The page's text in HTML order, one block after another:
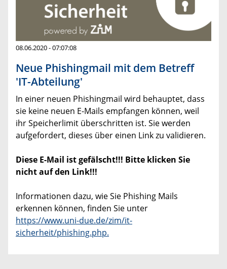
08.06.2020 - 07:07:08
Neue Phishingmail mit dem Betreff
'IT-Abteilung'
In einer neuen Phishingmail wird behauptet, dass
sie keine neuen E-Mails empfangen können, weil
ihr Speicherlimit überschritten ist. Sie werden
aufgefordert, dieses über einen Link zu validieren.
Diese E-Mail ist gefälscht!!! Bitte klicken Sie
nicht auf den Link!!!
Informationen dazu, wie Sie Phishing Mails
erkennen können, finden Sie unter
https://www.uni-due.de/zim/it-
sicherheit/phishing.php.